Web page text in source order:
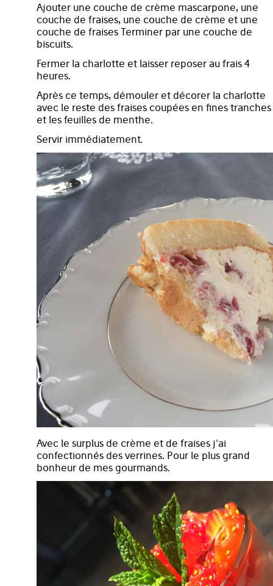
Ajouter une couche de crème mascarpone, une
couche de fraises, une couche de crème et une
couche de fraises Terminer par une couche de
biscuits.
Fermer la charlotte et laisser reposer au frais 4
heures.
Après ce temps, démouler et décorer la charlotte
avec le reste des fraises coupées en fines tranches
et les feuilles de menthe.
Servir immédiatement.
Avec le surplus de crème et de fraises j'ai
confectionnés des verrines. Pour le plus grand
bonheur de mes gourmands.